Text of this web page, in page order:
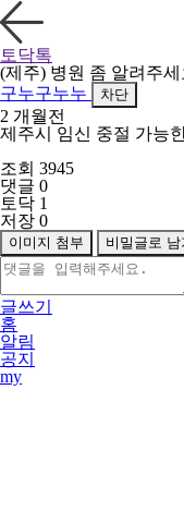
토닥톡
(제주) 병원 좀 알려주세
구누구누누
차단
2 개월전
제주시 임신 중절 가능
조회 3945
댓글 0
토닥 1
저장 0
이미지 첨부 비밀글로 남
글쓰기
홈
알림
공지
my